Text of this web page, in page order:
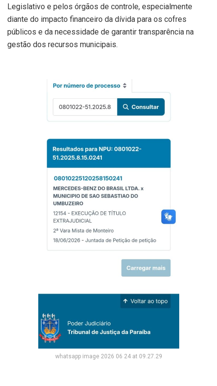
Legislativo e pelos órgãos de controle, especialmente
diante do impacto financeiro da dívida para os cofres
públicos e da necessidade de garantir transparência na
gestão dos recursos municipais.
whatsapp image 2026 06 24 at 09.27.29